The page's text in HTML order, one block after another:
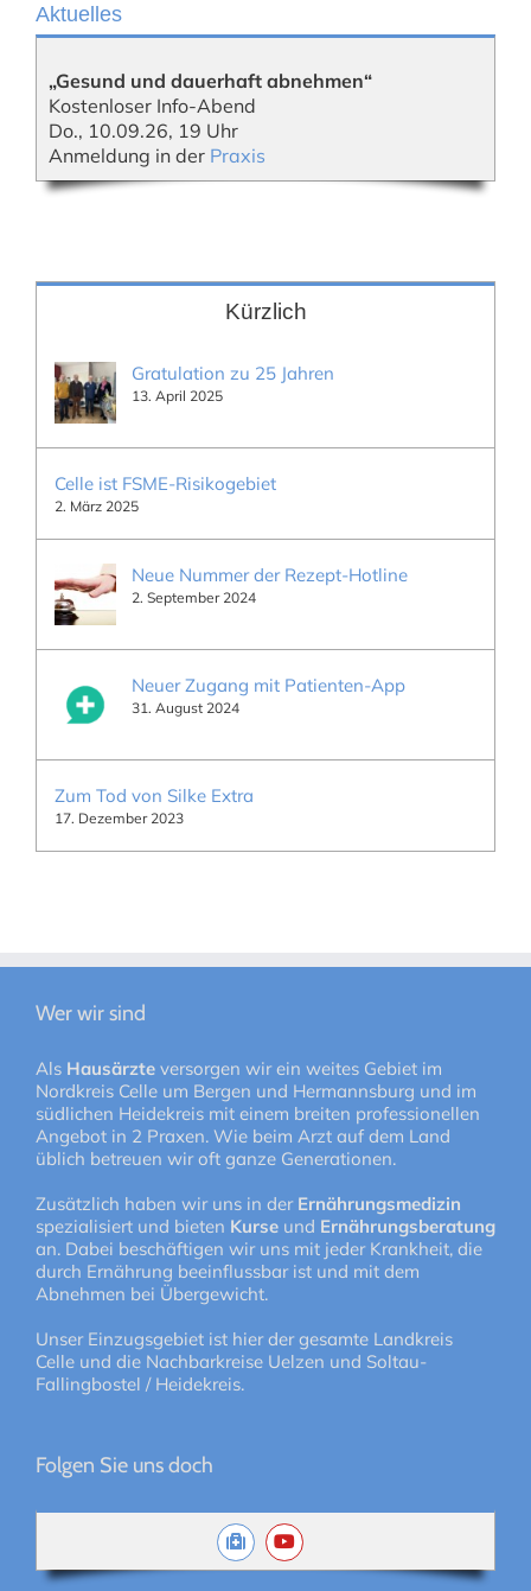
Aktuelles
„Gesund und dauerhaft abnehmen“
Kostenloser Info-Abend
Do., 10.09.26, 19 Uhr
Anmeldung in der Praxis
Kürzlich
Gratulation zu 25 Jahren
13. April 2025
Celle ist FSME-Risikogebiet
2. März 2025
Neue Nummer der Rezept-Hotline
2. September 2024
Neuer Zugang mit Patienten-App
31. August 2024
Zum Tod von Silke Extra
17. Dezember 2023
Wer wir sind
Als Hausärzte versorgen wir ein weites Gebiet im
Nordkreis Celle um Bergen und Hermannsburg und im
südlichen Heidekreis mit einem breiten professionellen
Angebot in 2 Praxen. Wie beim Arzt auf dem Land
üblich betreuen wir oft ganze Generationen.
Zusätzlich haben wir uns in der Ernährungsmedizin
spezialisiert und bieten Kurse und Ernährungsberatung
an. Dabei beschäftigen wir uns mit jeder Krankheit, die
durch Ernährung beeinflussbar ist und mit dem
Abnehmen bei Übergewicht.
Unser Einzugsgebiet ist hier der gesamte Landkreis
Celle und die Nachbarkreise Uelzen und Soltau-
Fallingbostel / Heidekreis.
Folgen Sie uns doch